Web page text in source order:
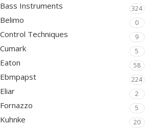
Bass Instruments 324
Belimo 0
Control Techniques 9
Cumark 5
Eaton 58
Ebmpapst 224
Eliar 2
Fornazzo 5
Kuhnke 20